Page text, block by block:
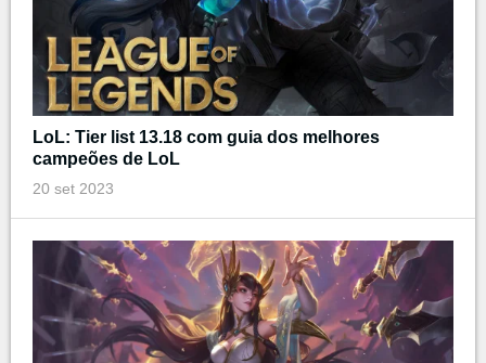
LoL: Tier list 13.18 com guia dos melhores
campeões de LoL
20 set 2023